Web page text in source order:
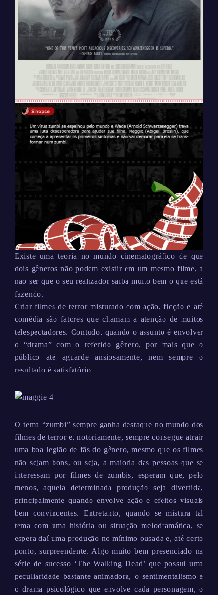
Existe uma teoria no mundo cinematográfico de que
dois gêneros não podem existir em um mesmo filme, a
não ser que o seu realizador saiba muito bem o que está
fazendo.
Criar filmes de terror misturado com ação, ficção e até
comédia são fatores que chamam a atenção de muitos
telespectadores. Contudo, quando o assunto é envolver
o “drama” com o referido gênero, por mais que o
público até aguarde ansiosamente, nem sempre o
resultado é satisfatório.
O tema “zumbi” sempre ganha destaque no mundo dos
filmes de terror e, notoriamente, sempre consegue atrair
uma boa legião de fãs do gênero, mesmo que os filmes
não sejam bons, ou seja, a maioria das pessoas que se
interessam por filmes de zumbis, esperam que, pelo
menos, aquela determinada produção seja divertida,
principalmente quando envolve ação e efeitos visuais
bem convincentes. Entretanto, quando se mistura tal
tema com uma história ou situação melodramática, se
espera daí uma produção no mínimo ousada e, até certo
ponto, surpreendente. Algo muito bem presenciado na
série de sucesso ‘The Walking Dead’ que possui uma
peculiaridade bastante animadora, o sentimentalismo e
o drama psicológico que envolve cada personagem, o